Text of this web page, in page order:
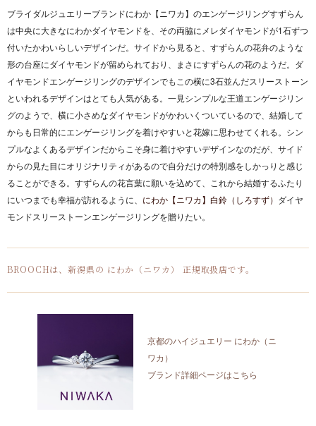
ブライダルジュエリーブランドにわか【ニワカ】のエンゲージリングすずらん
は中央に大きなにわかダイヤモンドを、その両脇にメレダイヤモンドが1石ずつ
付いたかわいらしいデザインだ。サイドから見ると、すずらんの花弁のような
形の台座にダイヤモンドが留められており、まさにすずらんの花のようだ。ダ
イヤモンドエンゲージリングのデザインでもこの横に3石並んだスリーストーン
といわれるデザインはとても人気がある。一見シンプルな王道エンゲージリン
グのようで、横に小さめなダイヤモンドがかわいくついているので、結婚して
からも日常的にエンゲージリングを着けやすいと花嫁に思わせてくれる。シン
プルなよくあるデザインだからこそ身に着けやすいデザインなのだが、サイド
からの見た目にオリジナリティがあるので自分だけの特別感をしかっりと感じ
ることができる。すずらんの花言葉に願いを込めて、これから結婚するふたり
にいつまでも幸福が訪れるように、 にわか【ニワカ】白鈴（しろすず） ダイヤ
モンドスリーストーンエンゲージリングを贈りたい。
BROOCHは、新潟県の にわか（ニワカ） 正規取扱店です。
京都のハイジュエリー にわか（ニ
ワカ）
ブランド詳細ページはこちら